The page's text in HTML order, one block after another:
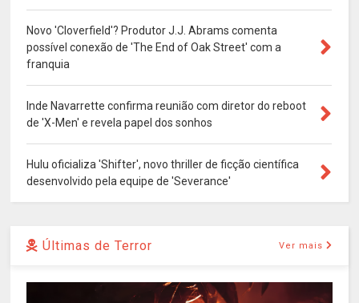
Novo 'Cloverfield'? Produtor J.J. Abrams comenta
possível conexão de 'The End of Oak Street' com a
franquia
Inde Navarrette confirma reunião com diretor do reboot
de 'X-Men' e revela papel dos sonhos
Hulu oficializa 'Shifter', novo thriller de ficção científica
desenvolvido pela equipe de 'Severance'
Últimas de Terror Ver mais